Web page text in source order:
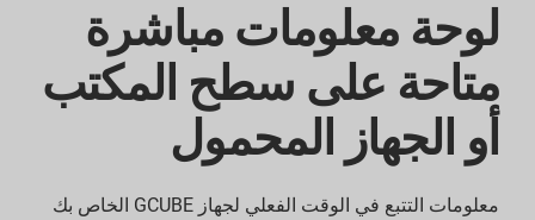
لوحة معلومات مباشرة
متاحة على سطح المكتب
أو الجهاز المحمول
معلومات التتبع في الوقت الفعلي لجهاز GCUBE الخاص بك